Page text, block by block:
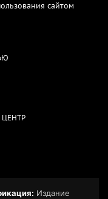
сайтом
Издание